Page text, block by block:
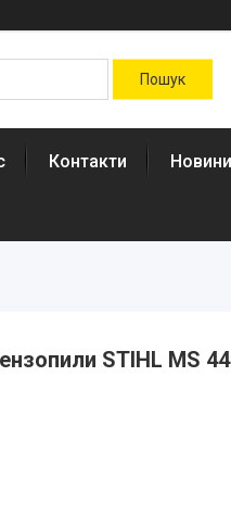
Контакти Новини
STIHL MS